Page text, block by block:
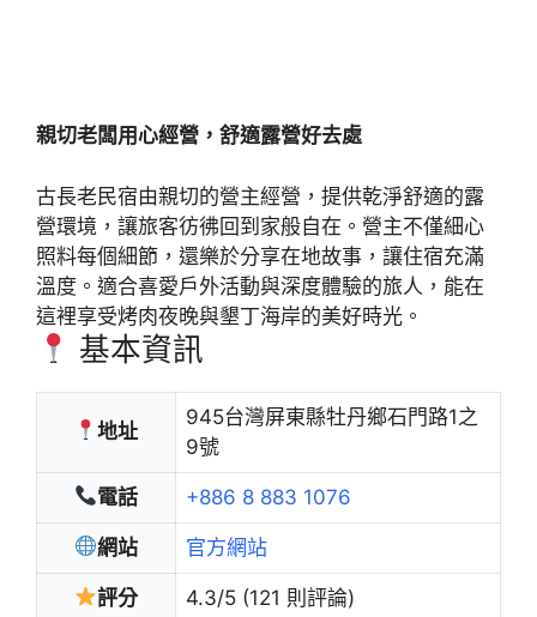
親切老闆用心經營，舒適露營好去處
古長老民宿由親切的營主經營，提供乾淨舒適的露
營環境，讓旅客彷彿回到家般自在。營主不僅細心
照料每個細節，還樂於分享在地故事，讓住宿充滿
溫度。適合喜愛戶外活動與深度體驗的旅人，能在
這裡享受烤肉夜晚與墾丁海岸的美好時光。
基本資訊
地址
945台灣屏東縣牡丹鄉石門路1之
9號
電話 +886 8 883 1076
網站 官方網站
評分 4.3/5 (121 則評論)